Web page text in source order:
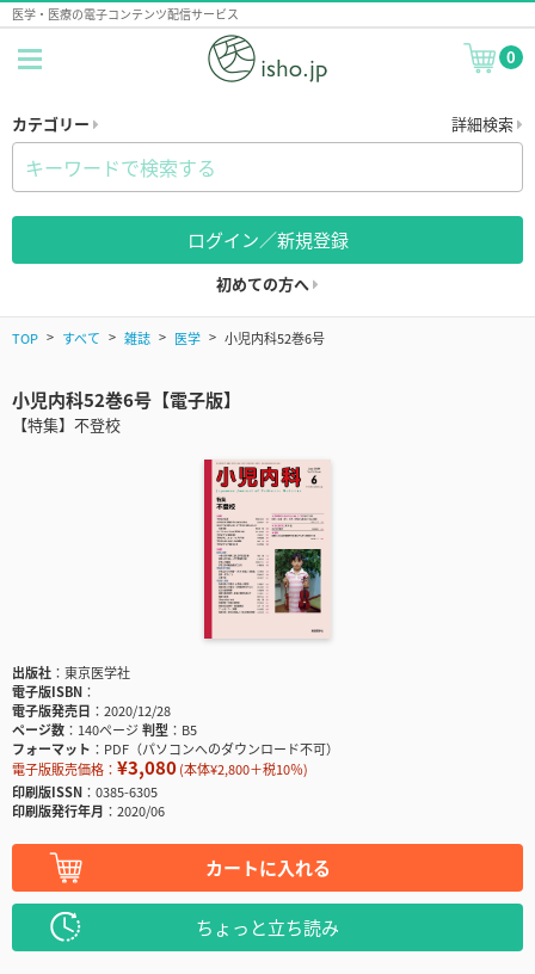
医学・医療の電子コンテンツ配信サービス
0
カテゴリー 詳細検索
ログイン／新規登録
初めての方へ
TOP すべて 雑誌 医学 小児内科52巻6号
小児内科52巻6号【電子版】
【特集】不登校
出版社
東京医学社
電子版ISBN
電子版発売日
2020/12/28
ページ数
140ページ判型
B5
フォーマット
PDF（パソコンへのダウンロード不可）
電子版販売価格： ¥3,080(本体¥2,800＋税10％)
印刷版ISSN
0385-6305
印刷版発行年月
2020/06
カートに入れる
ちょっと立ち読み